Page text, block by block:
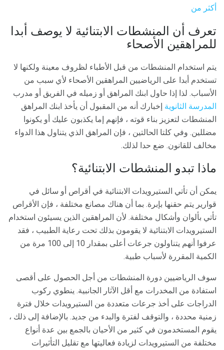
أكثر من
تعرف أن المنشطات الابتنائية لا يوصف أبدا
للمراهقين الأصحاء
يتم استخدام المنشطات من قبل الأطباء لظروف معينة ولكنها لا
تستخدم أبدا على الرياضيين المراهقين الأصحاء لأي سبب من
الأسباب. لذا إذا حاول ابنك المراهق أو زميله في الفريق أو مدرب
المدرسة الثانوية إخبارك أنه من المقبول أن يأخذ ابنك المراهق
المنشطات لتعزيز بناء قوته ، فإنهم إما يكذبون عليك أو يكونوا
مضللين. وفي كلتا الحالتين ، فإن المراهق الذي يتناول هذا الدواء
مخالف للقانون. ضع حدا لذلك.
ماذا تبدو المنشطات الابتنائية؟
يمكن أن تأتي الستيرويدات الابتنائية في أقراص أو سائل في
قوارير يتم حقنها بإبرة. بما أن هناك مصانع مختلفة ، فإن الأقراص
تأتي بألوان وأشكال مختلفة. لأن المراهقين الذين يسيئون استخدام
الستيرويدات الابتنائية لا يقومون بذلك تحت رعاية الطبيب ، فقد
عرفوا أنهم يتناولون جرعات أعلى بمقدار 10 إلى 100 مرة من
الكمية المقررة لأسباب طبية.
سوف الرياضيين دورة المنشطات من أجل الحصول على أقصى
استفادة من المخدرات مع أقل الآثار الجانبية. ينطوي ركوب
الدراجات على أخذ جرعات متعددة من الستيرويدات خلال فترة
زمنية محددة ، والتوقف لفترة والبدء من جديد. بالإضافة إلى ذلك ،
يقوم المستخدمون في كثير من الأحيان بالجمع بين عدة أنواع
مختلفة من الستيرويدات لزيادة فعاليتها مع تقليل التأثيرات